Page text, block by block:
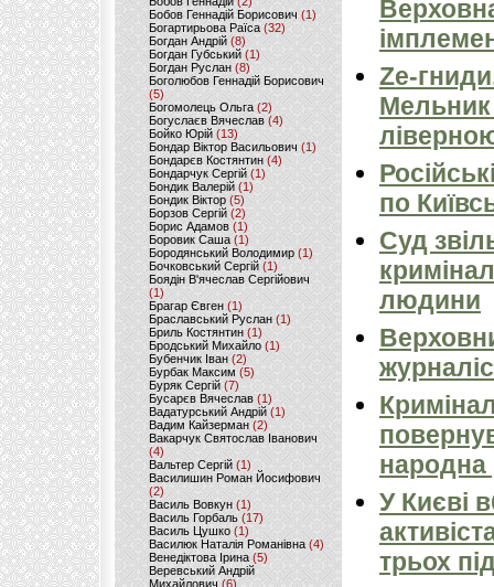
Бобов Геннадій Борисович (1)
Богартирьова Раїса (32)
Богдан Андрій(8)
Богдан Губський (1)
Богдан Руслан(8)
Боголюбов Геннадій Борисович
(5)
Богомолець Ольга (2)
Богуслаєв Вячеслав (4)
Бойко Юрій (13)
Бондар Віктор Васильович (1)
Бондарєв Костянтин (4)
Бондарчук Сергій(1)
Бондик Валерій (1)
Бондик Віктор(5)
Борзов Сергiй (2)
Борис Адамов(1)
Боровик Саша (1)
Бородянський Володимир (1)
Бочковський Сергій (1)
Боядін В'ячеслав Сергійович
(1)
Брагар Євген (1)
Браславський Руслан (1)
Бриль Костянтин (1)
Бродський Михайло (1)
Бубенчик Іван(2)
Бурбак Максим (5)
Буряк Сергій (7)
Бусарєв Вячеслав (1)
Вадатурський Андрій (1)
Вадим Кайзерман (2)
Вакарчук Святослав Іванович
(4)
Вальтер Сергій (1)
Василишин Роман Йосифович
(2)
Василь Вовкун (1)
Василь Горбаль (17)
Василь Цушко (1)
Василюк Наталія Романівна (4)
Венедіктова Ірина(5)
Веревський Андрій
Михайлович (6)
Ze-
по
Суд
людини
народна
У Києві
трьох